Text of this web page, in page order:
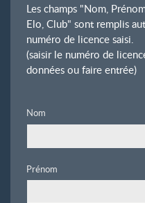
Les champs "Nom,
Elo, Club" sont remplis
numéro de licence saisi.
(saisir le numéro de
données ou faire entrée)
Nom
Prénom